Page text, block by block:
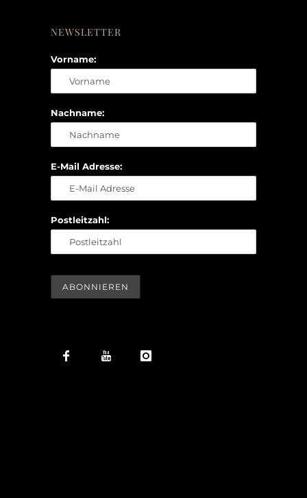
NEWSLETTER
Vorname:
Nachname:
E-Mail Adresse:
Postleitzahl: